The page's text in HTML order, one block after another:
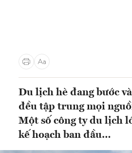
Du lịch hè đang bước
đều tập trung mọi
Một số công ty du lịch
kế hoạch ban đầu…